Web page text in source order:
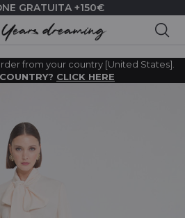
GRATUITA +150€
from your country [United States].
CLICK HERE